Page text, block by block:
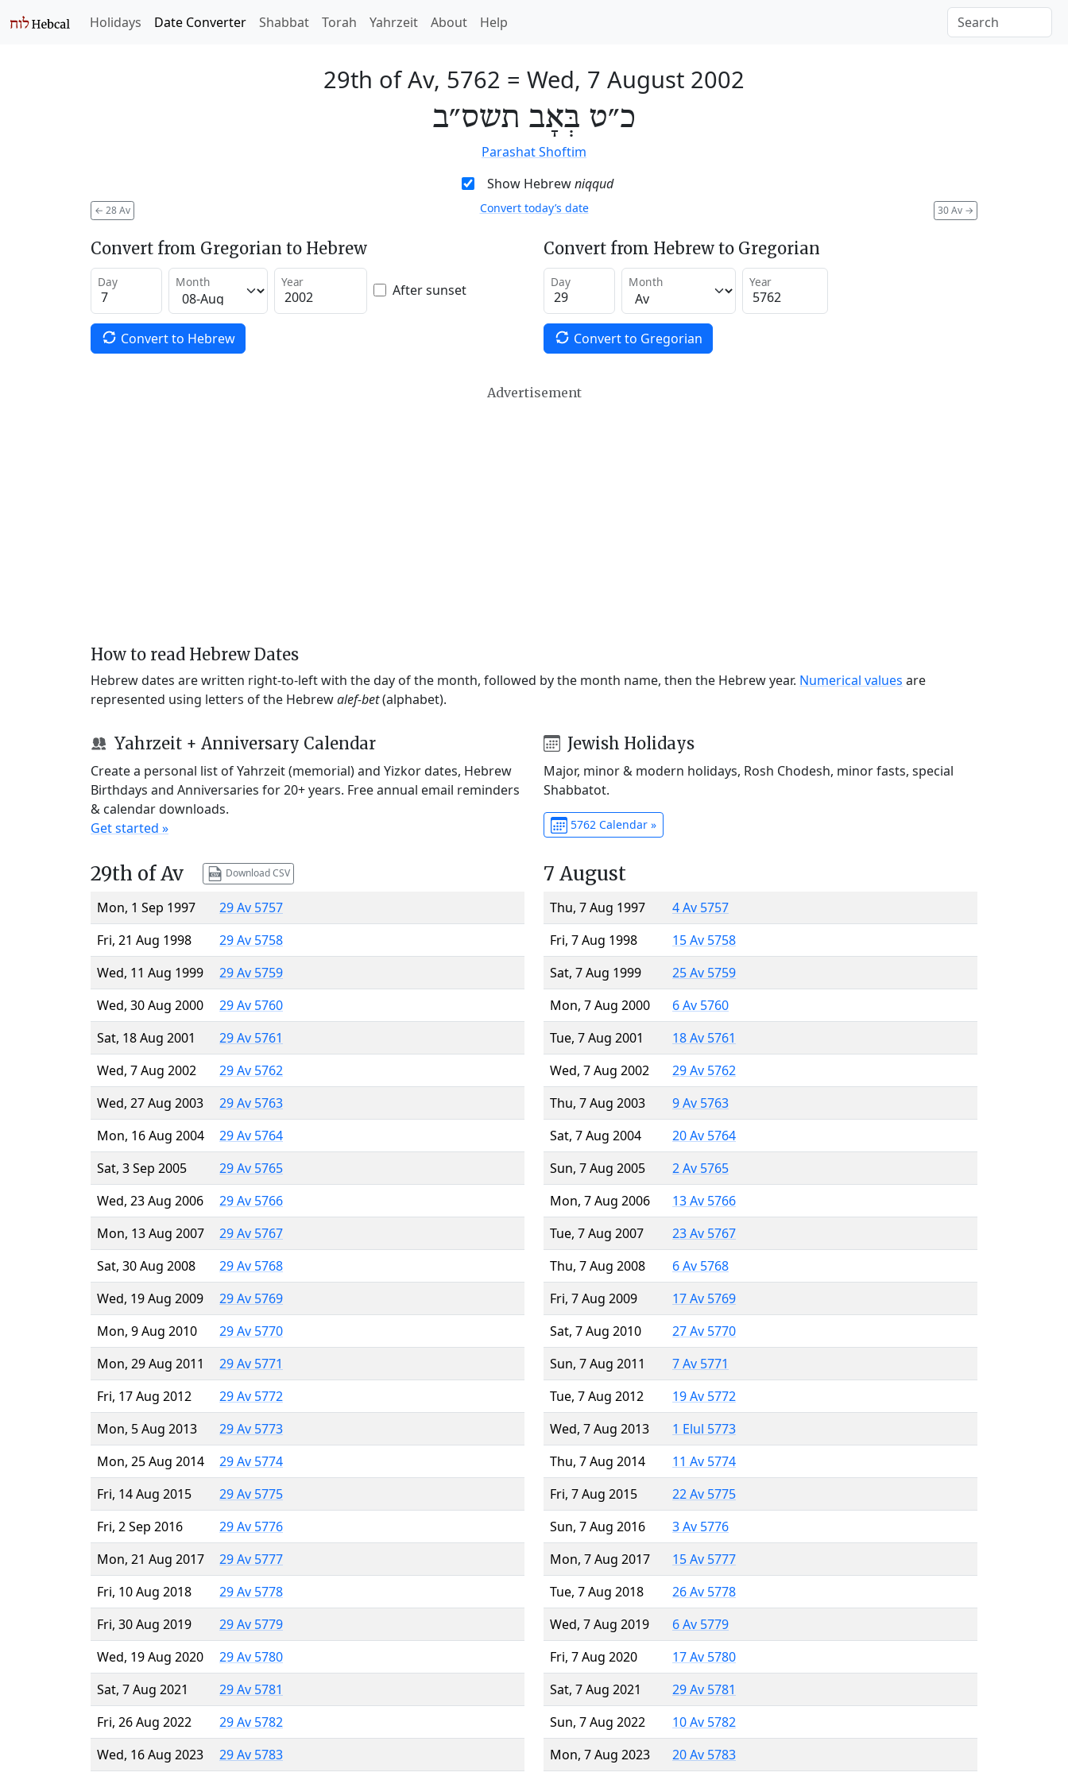
Holidays Date Converter Shabbat Torah Yahrzeit About Help
29th of Av, 5762 = Wed, 7 August 2002
כ״ט בְּאָב תשס״ב
Parashat Shoftim
Show Hebrewniqqud
← 28 Av 30 Av →
Convert today’s date
Convert from Gregorian to Hebrew
Day Month Year After sunset
Convert to Hebrew
Convert from Hebrew to Gregorian
Day Month Year
Convert to Gregorian
Advertisement
How to read Hebrew Dates
Hebrew dates are written right-to-left with the day of the month, followed by the month name, then the Hebrew year. Numerical values are
represented using letters of the Hebrewalef-bet(alphabet).
Yahrzeit + Anniversary Calendar
Create a personal list of Yahrzeit (memorial) and Yizkor dates, Hebrew
Birthdays and Anniversaries for 20+ years. Free annual email reminders
& calendar downloads.
Get started »
Jewish Holidays
Major, minor & modern holidays, Rosh Chodesh, minor fasts, special
Shabbatot.
5762 Calendar »
29th of Av Download CSV
Mon, 1 Sep 1997
29 Av 5757
Fri, 21 Aug 1998
29 Av 5758
Wed, 11 Aug 1999
29 Av 5759
Wed, 30 Aug 2000
29 Av 5760
Sat, 18 Aug 2001
29 Av 5761
Wed, 7 Aug 2002
29 Av 5762
Wed, 27 Aug 2003
29 Av 5763
Mon, 16 Aug 2004
29 Av 5764
Sat, 3 Sep 2005
29 Av 5765
Wed, 23 Aug 2006
29 Av 5766
Mon, 13 Aug 2007
29 Av 5767
Sat, 30 Aug 2008
29 Av 5768
Wed, 19 Aug 2009
29 Av 5769
Mon, 9 Aug 2010
29 Av 5770
Mon, 29 Aug 2011
29 Av 5771
Fri, 17 Aug 2012
29 Av 5772
Mon, 5 Aug 2013
29 Av 5773
Mon, 25 Aug 2014
29 Av 5774
Fri, 14 Aug 2015
29 Av 5775
Fri, 2 Sep 2016
29 Av 5776
Mon, 21 Aug 2017
29 Av 5777
Fri, 10 Aug 2018
29 Av 5778
Fri, 30 Aug 2019
29 Av 5779
Wed, 19 Aug 2020
29 Av 5780
Sat, 7 Aug 2021
29 Av 5781
Fri, 26 Aug 2022
29 Av 5782
Wed, 16 Aug 2023
29 Av 5783
7 August
Thu, 7 Aug 1997
4 Av 5757
Fri, 7 Aug 1998
15 Av 5758
Sat, 7 Aug 1999
25 Av 5759
Mon, 7 Aug 2000
6 Av 5760
Tue, 7 Aug 2001
18 Av 5761
Wed, 7 Aug 2002
29 Av 5762
Thu, 7 Aug 2003
9 Av 5763
Sat, 7 Aug 2004
20 Av 5764
Sun, 7 Aug 2005
2 Av 5765
Mon, 7 Aug 2006
13 Av 5766
Tue, 7 Aug 2007
23 Av 5767
Thu, 7 Aug 2008
6 Av 5768
Fri, 7 Aug 2009
17 Av 5769
Sat, 7 Aug 2010
27 Av 5770
Sun, 7 Aug 2011
7 Av 5771
Tue, 7 Aug 2012
19 Av 5772
Wed, 7 Aug 2013
1 Elul 5773
Thu, 7 Aug 2014
11 Av 5774
Fri, 7 Aug 2015
22 Av 5775
Sun, 7 Aug 2016
3 Av 5776
Mon, 7 Aug 2017
15 Av 5777
Tue, 7 Aug 2018
26 Av 5778
Wed, 7 Aug 2019
6 Av 5779
Fri, 7 Aug 2020
17 Av 5780
Sat, 7 Aug 2021
29 Av 5781
Sun, 7 Aug 2022
10 Av 5782
Mon, 7 Aug 2023
20 Av 5783